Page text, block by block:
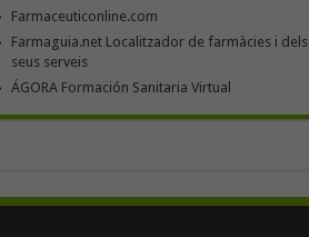
Farmaceuticonline.com
Farmaguia.net Localitzador de farmàcies i dels
seus serveis
ÁGORA Formación Sanitaria Virtual